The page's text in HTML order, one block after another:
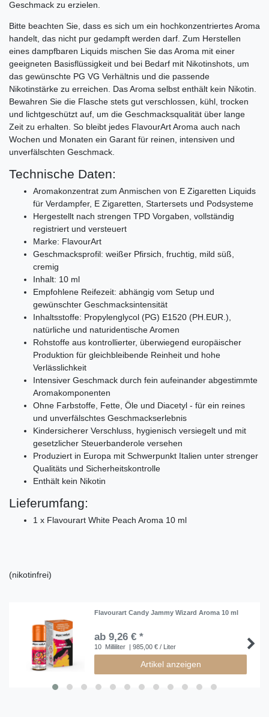
Geschmack zu erzielen.
Bitte beachten Sie, dass es sich um ein hochkonzentriertes Aroma
handelt, das nicht pur gedampft werden darf. Zum Herstellen
eines dampfbaren Liquids mischen Sie das Aroma mit einer
geeigneten Basisflüssigkeit und bei Bedarf mit Nikotinshots, um
das gewünschte PG VG Verhältnis und die passende
Nikotinstärke zu erreichen. Das Aroma selbst enthält kein Nikotin.
Bewahren Sie die Flasche stets gut verschlossen, kühl, trocken
und lichtgeschützt auf, um die Geschmacksqualität über lange
Zeit zu erhalten. So bleibt jedes FlavourArt Aroma auch nach
Wochen und Monaten ein Garant für reinen, intensiven und
unverfälschten Geschmack.
Technische Daten:
Aromakonzentrat zum Anmischen von E Zigaretten Liquids
für Verdampfer, E Zigaretten, Startersets und Podsysteme
Hergestellt nach strengen TPD Vorgaben, vollständig
registriert und versteuert
Marke: FlavourArt
Geschmacksprofil: weißer Pfirsich, fruchtig, mild süß,
cremig
Inhalt: 10 ml
Empfohlene Reifezeit: abhängig vom Setup und
gewünschter Geschmacksintensität
Inhaltsstoffe: Propylenglycol (PG) E1520 (PH.EUR.),
natürliche und naturidentische Aromen
Rohstoffe aus kontrollierter, überwiegend europäischer
Produktion für gleichbleibende Reinheit und hohe
Verlässlichkeit
Intensiver Geschmack durch fein aufeinander abgestimmte
Aromakomponenten
Ohne Farbstoffe, Fette, Öle und Diacetyl - für ein reines
und unverfälschtes Geschmackserlebnis
Kindersicherer Verschluss, hygienisch versiegelt und mit
gesetzlicher Steuerbanderole versehen
Produziert in Europa mit Schwerpunkt Italien unter strenger
Qualitäts und Sicherheitskontrolle
Enthält kein Nikotin
Lieferumfang:
1 x Flavourart White Peach Aroma 10 ml
(nikotinfrei)
Flavourart Candy Jammy Wizard Aroma 10 ml
ab 9,26 € *
10 Milliliter | 985,00 € / Liter
Artikel anzeigen